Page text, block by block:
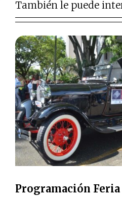
También le puede
Programación